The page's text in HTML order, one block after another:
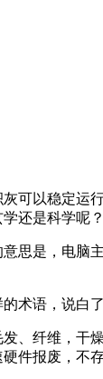
可以稳定
还是科学呢？
思是，电
术语，说白
、纤维，
件报废，不